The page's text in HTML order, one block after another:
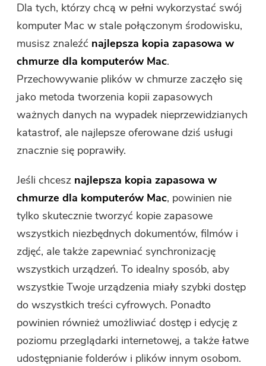
Darmowy kompresor PDF
Dla tych, którzy chcą w pełni wykorzystać swój
komputer Mac w stale połączonym środowisku,
musisz znaleźć najlepsza kopia zapasowa w
chmurze dla komputerów Mac.
Przechowywanie plików w chmurze zaczęło się
jako metoda tworzenia kopii zapasowych
ważnych danych na wypadek nieprzewidzianych
katastrof, ale najlepsze oferowane dziś usługi
znacznie się poprawiły.
Jeśli chcesz najlepsza kopia zapasowa w
chmurze dla komputerów Mac, powinien nie
tylko skutecznie tworzyć kopie zapasowe
wszystkich niezbędnych dokumentów, filmów i
zdjęć, ale także zapewniać synchronizację
wszystkich urządzeń. To idealny sposób, aby
wszystkie Twoje urządzenia miały szybki dostęp
do wszystkich treści cyfrowych. Ponadto
powinien również umożliwiać dostęp i edycję z
poziomu przeglądarki internetowej, a także łatwe
udostępnianie folderów i plików innym osobom.